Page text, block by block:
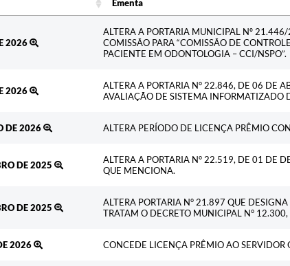
Ementa
2026
ALTERA A PORTARIA MUNICIPAL Nº
COMISSÃO PARA “COMISSÃO DE
PACIENTE EM ODONTOLOGIA – CCI/NSPO”.
2026
ALTERA A PORTARIA N° 22.846, DE 06 DE
AVALIAÇÃO DE SISTEMA INFORMATIZADO
DE 2026 ALTERA PERÍODO DE LICENÇA PRÊMIO
DE 2025
ALTERA A PORTARIA N° 22.519, DE 01 DE
QUE MENCIONA.
DE 2025
ALTERA PORTARIA N° 21.897 QUE
TRATAM O DECRETO MUNICIPAL N°
2026 CONCEDE LICENÇA PRÊMIO AO SERVIDOR